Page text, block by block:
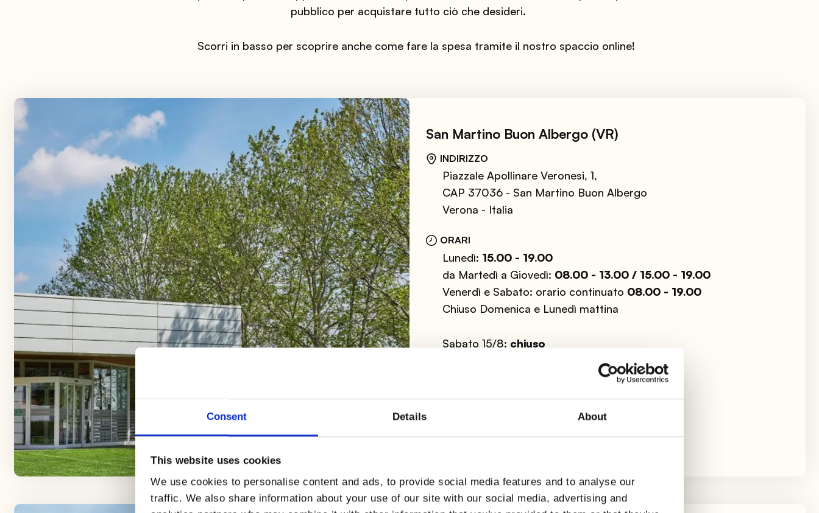
Consent Details About
This website uses cookies
We use cookies to personalise content and ads, to provide social media features and to analyse our
traffic. We also share information about your use of our site with our social media, advertising and
pubblico per acquistare tutto ciò che desideri.
Scorri in basso per scoprire anche come fare la spesa tramite il nostro spaccio online!
San Martino Buon Albergo (VR)
INDIRIZZO
Piazzale Apollinare Veronesi, 1,
CAP 37036 - San Martino Buon Albergo
Verona - Italia
ORARI
Lunedì: 15.00 - 19.00
da Martedì a Giovedì: 08.00 - 13.00 / 15.00 - 19.00
Venerdì e Sabato: orario continuato 08.00 - 19.00
Chiuso Domenica e Lunedì mattina
Sabato 15/8: chiuso
Indicazioni stradali